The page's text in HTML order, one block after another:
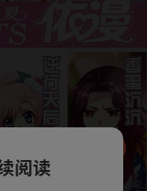
阅读